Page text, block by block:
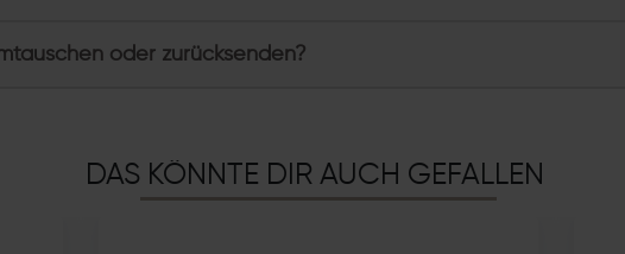
oder zurücksenden?
DAS KÖNNTE DIR AUCH GEFALLEN